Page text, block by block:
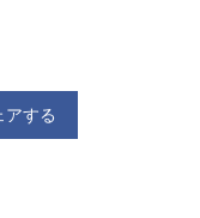
アする